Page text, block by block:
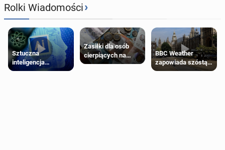
Rolki Wiadomości›
Sztuczna
inteligencja
próbowała oszukać
Zasiłki dla osób
cierpiących na
schorzenia
BBC Weather
zapowiada szóstą
falę upałów w